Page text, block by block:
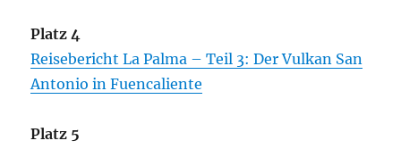
Platz 4
Reisebericht La Palma – Teil 3: Der Vulkan San
Antonio in Fuencaliente
Platz 5